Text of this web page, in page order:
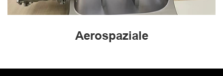
Aerospaziale